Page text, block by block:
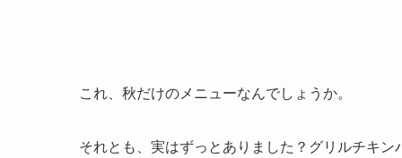
これ、秋だけのメニューなんでしょうか。
それとも、実はずっとありました？グリルチキン